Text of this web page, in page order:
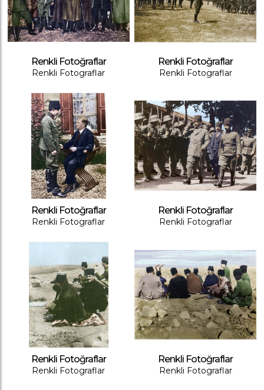
Renkli Fotoğraflar
Renkli Fotograflar
Renkli Fotoğraflar
Renkli Fotograflar
Renkli Fotoğraflar
Renkli Fotograflar
Renkli Fotoğraflar
Renkli Fotograflar
Renkli Fotoğraflar
Renkli Fotograflar
Renkli Fotoğraflar
Renkli Fotograflar